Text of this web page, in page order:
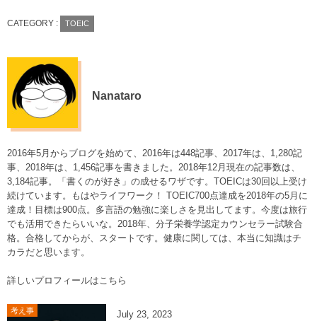
CATEGORY : TOEIC
Nanataro
2016年5月からブログを始めて、2016年は448記事、2017年は、1,280記
事、2018年は、1,456記事を書きました。2018年12月現在の記事数は、
3,184記事。「書くのが好き」の成せるワザです。TOEICは30回以上受け
続けています。もはやライフワーク！ TOEIC700点達成を2018年の5月に
達成！目標は900点。多言語の勉強に楽しさを見出してます。今度は旅行
でも活用できたらいいな。2018年、分子栄養学認定カウンセラー試験合
格。合格してからが、スタートです。健康に関しては、本当に知識はチ
カラだと思います。
詳しいプロフィールはこちら
考え事 July 23, 2023